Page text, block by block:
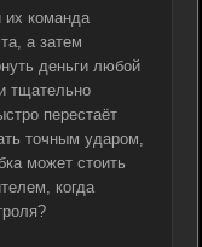
их команда
а затем
деньги любой
тщательно
перестаёт
точным ударом,
может стоить
когда